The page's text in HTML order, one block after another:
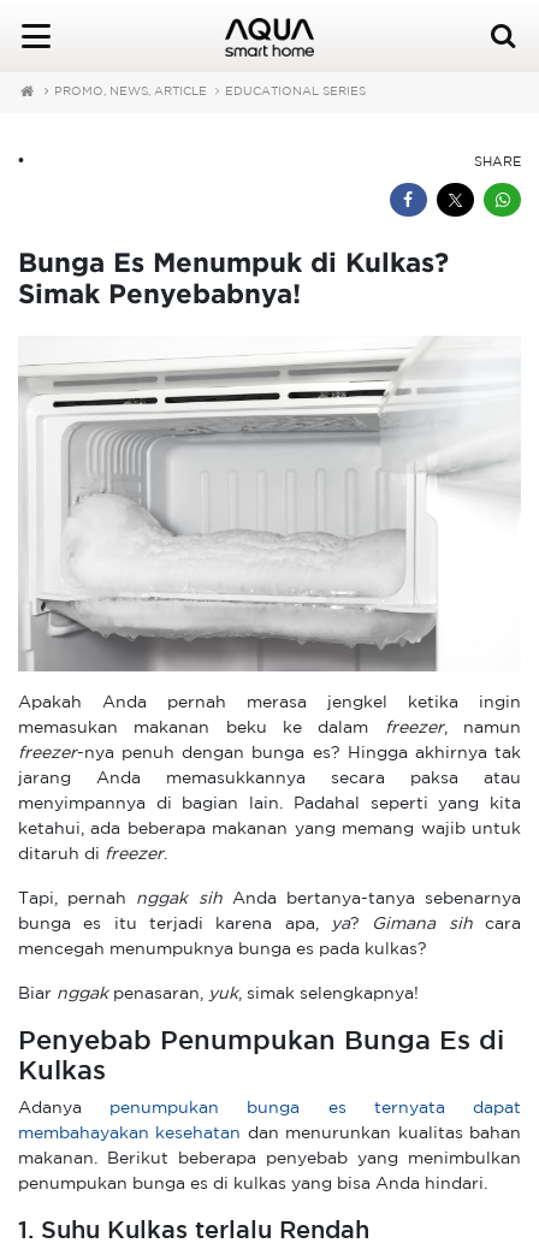
PROMO, NEWS, ARTICLE EDUCATIONAL SERIES
SHARE
•
Bunga Es Menumpuk di Kulkas?
Simak Penyebabnya!
Apakah Anda pernah merasa jengkel ketika ingin
memasukan makanan beku ke dalam
freezer, namun
freezer-nya penuh dengan bunga es? Hingga akhirnya tak
jarang Anda memasukkannya secara paksa atau
menyimpannya di bagian lain. Padahal seperti yang kita
ketahui, ada beberapa makanan yang memang wajib untuk
ditaruh di freezer.
Tapi, pernah nggak sihAnda bertanya-tanya sebenarnya
bunga es itu terjadi karena apa,
ya? Gimana sihcara
mencegah menumpuknya bunga es pada kulkas?
Biar nggakpenasaran, yuk, simak selengkapnya!
Penyebab Penumpukan Bunga Es di
Kulkas
Adanya penumpukan bunga es ternyata dapat
membahayakan kesehatan dan menurunkan kualitas bahan
makanan. Berikut beberapa penyebab yang menimbulkan
penumpukan bunga es di kulkas yang bisa Anda hindari.
1. Suhu Kulkas terlalu Rendah